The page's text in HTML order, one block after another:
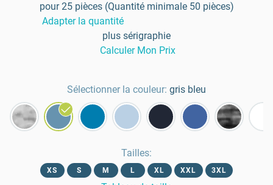
pour 25 pièces (Quantité minimale 50 pièces)
Adapter la quantité
plus sérigraphie
Calculer Mon Prix
Sélectionner la couleur: gris bleu
Tailles:
XS S M L XL XXL 3XL